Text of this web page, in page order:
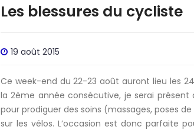
Les blessures du cycliste
19 août 2015
Ce week-end du 22-23 août auront lieu les
la 2ème année consécutive, je serai présent
pour prodiguer des soins (massages, poses
sur les vélos. L’occasion est donc parfaite